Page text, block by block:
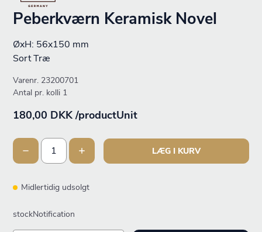
Peberkværn Keramisk Novel
ØxH: 56x150 mm
Sort Træ
Varenr. 23200701
Antal pr. kolli 1
180,00 DKK /productUnit
LÆG I KURV
Midlertidig udsolgt
stockNotification